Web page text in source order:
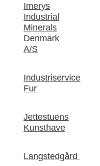
Imerys
Industrial
Minerals
Denmark
A/S
Industriservice
Fur
Jettestuens
Kunsthave
Langstedgård